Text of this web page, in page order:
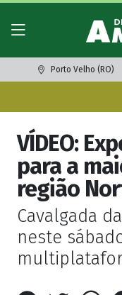
Porto Velho (RO)
VÍDEO:
para a
região
Cavalgada
neste